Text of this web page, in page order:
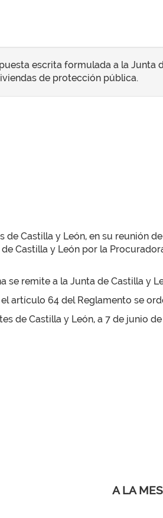
escrita formulada a la Junta
de protección pública.
de Castilla y León, en su reunión
Castilla y León por la
se remite a la Junta de Castilla y
artículo 64 del Reglamento se
de Castilla y León, a 7 de junio de
A LA